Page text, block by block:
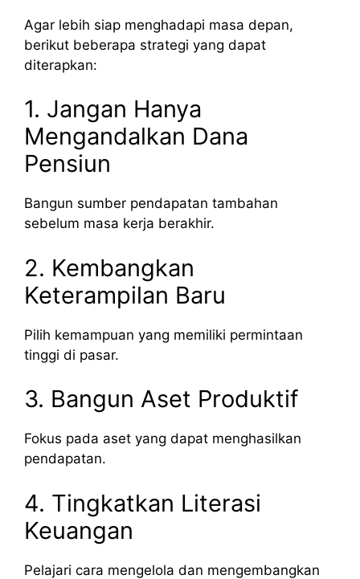
Agar lebih siap menghadapi masa depan,
berikut beberapa strategi yang dapat
diterapkan:
1. Jangan Hanya
Mengandalkan Dana
Pensiun
Bangun sumber pendapatan tambahan
sebelum masa kerja berakhir.
2. Kembangkan
Keterampilan Baru
Pilih kemampuan yang memiliki permintaan
tinggi di pasar.
3. Bangun Aset Produktif
Fokus pada aset yang dapat menghasilkan
pendapatan.
4. Tingkatkan Literasi
Keuangan
Pelajari cara mengelola dan mengembangkan